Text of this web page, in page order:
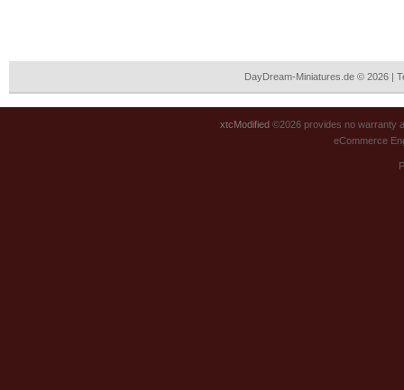
DayDream-Miniatures.de © 2026 |
xtcModified ©2026 provides no warranty
eCommerce